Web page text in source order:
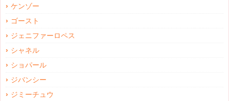
ケンゾー
ゴースト
ジェニファーロペス
シャネル
ショパール
ジバンシー
ジミーチュウ